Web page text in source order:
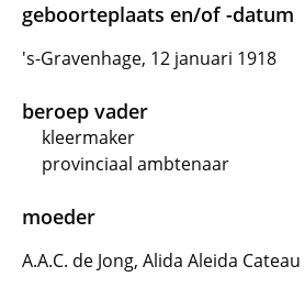
geboorteplaats en/of -datum
's-Gravenhage, 12 januari 1918
beroep vader
kleermaker
provinciaal ambtenaar
moeder
A.A.C. de Jong, Alida Aleida Cateau